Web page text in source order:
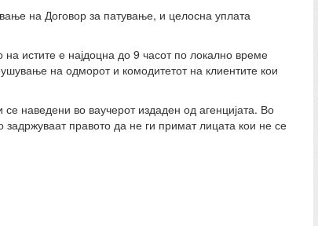
на Договор за патување, и целосна уплата
истите е најдоцна до 9 часот по локално време
на одморот и комодитетот на клиентите кои
наведени во ваучерот издаден од агенцијата. Во
задржуваат правото да не ги примат лицата кои не се